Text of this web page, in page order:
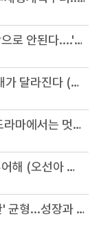
[ESG경제] [전환시선] '기후에너지부'만으로 안된다....'기후투자공사' 설립해야 (김병권 연구위원)
[한경ESG] 차기 정부의 기후 대응에 미래가 달라진다 (이유진 소장)
[민중의소리] [녹색전환을 한다고요?] 드라마에서는 멋진 대선후보 TV 토론, 현실은 왜 이 모양인가 (윤원섭 선임연구원)
[화성시민신문] 고래도 뜨거운 바다를 싫어해 (오선아 연구원)
[ESG경제] 파타고니아가 말하는 '진정한' 균형...성장과 환경간에는 '불가능' (서진석 연구위원)